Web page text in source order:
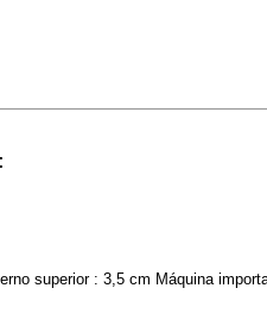
superior : 3,5 cm Máquina